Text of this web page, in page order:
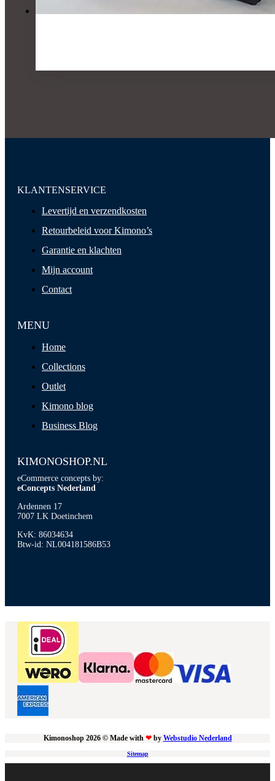
KLANTENSERVICE
Levertijd en verzendkosten
Retourbeleid voor Kimono’s
Garantie en klachten
Mijn account
Contact
MENU
Home
Collections
Outlet
Kimono blog
Business Blog
KIMONOSHOP.NL
eCommerce concepts by:
eConcepts Nederland
Ardennen 17
7007 LK Doetinchem
KvK: 86034634
Btw-id: NL004181586B53
Kimonoshop 2026 © Made with ❤ by Webstudio Nederland
Sitemap